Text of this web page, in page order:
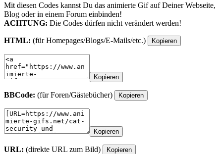
Mit diesen Codes kannst Du das animierte Gif auf Deiner Webseite,
Blog oder in einem Forum einbinden!
ACHTUNG: Die Codes dürfen nicht verändert werden!
HTML: (für Homepages/Blogs/E-Mails/etc.) Kopieren
Kopieren
BBCode: (für Foren/Gästebücher) Kopieren
Kopieren
URL: (direkte URL zum Bild) Kopieren